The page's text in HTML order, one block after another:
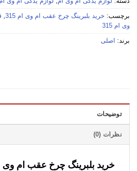
برچسب: خرید بلبرینگ چرخ عقب ام وی ام 315 ,
وی ام 315
برند: اصلی
توضیحات
نظرات (0)